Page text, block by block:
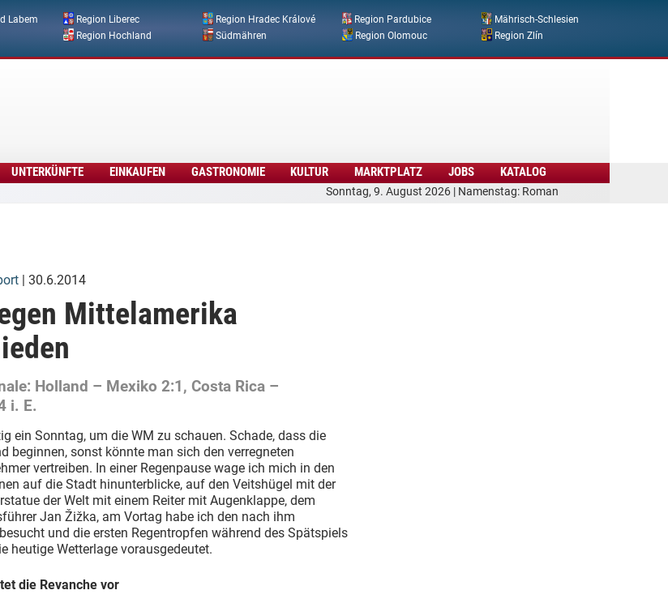
Direkt zum Inhalt
Labem Region Liberec Region Hradec Králové Region Pardubice
Mährisch-Schlesien
Region Hochland Südmähren Region Olomouc Region Zlín
Sonntag, 9. August 2026 | Namenstag: Roman
UNTERKÜNFTE EINKAUFEN GASTRONOMIE KULTUR MARKTPLATZ JOBS KATALOG
| 30.6.2014
Mittelamerika
Holland – Mexiko 2:1, Costa Rica –
i. E.
ein Sonntag, um die WM zu schauen. Schade, dass die
beginnen, sonst könnte man sich den verregneten
vertreiben. In einer Regenpause wage ich mich in den
auf die Stadt hinunterblicke, auf den Veitshügel mit der
der Welt mit einem Reiter mit Augenklappe, dem
Jan Žižka, am Vortag habe ich den nach ihm
und die ersten Regentropfen während des Spätspiels
heutige Wetterlage vorausgedeutet.
die Revanche vor